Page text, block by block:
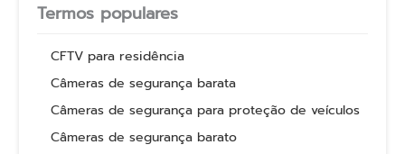
Termos populares
CFTV para residência
Câmeras de segurança barata
Câmeras de segurança para proteção de veículos
Câmeras de segurança barato